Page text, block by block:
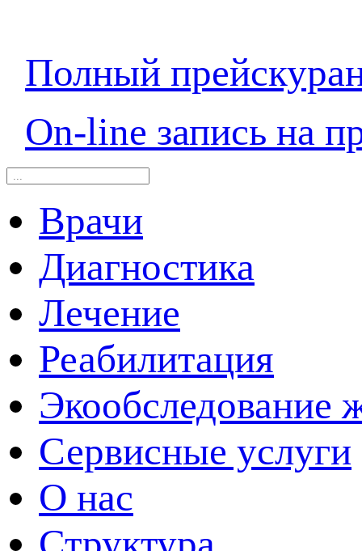
Полный
On-line запись на
Врачи
Диагностика
Лечение
Реабилитация
Экообследование
Сервисные услуги
О нас